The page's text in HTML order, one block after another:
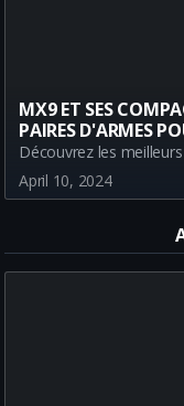
MX9 ET SES
PAIRES D'ARMES
April 10, 2024